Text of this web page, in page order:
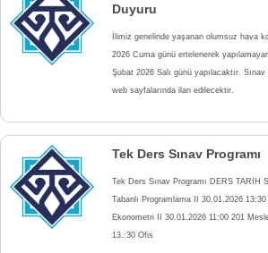
Duyuru
İlimiz genelinde yaşanan olumsuz hava
2026 Cuma günü ertelenerek
Şubat 2026 Salı günü yapılacaktır.
web sayfalarında ilan edilecektir.
Tek Ders Sınav Programı
Tek Ders Sınav Programı DERS TARİH
Tabanlı Programlama II 30.01.2026
Ekonometri II 30.01.2026 11:00 201
13.:30 Ofis